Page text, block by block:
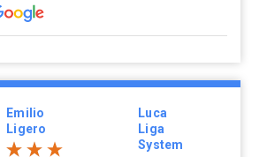
Emilio
Ligero
Luca
Liga
System